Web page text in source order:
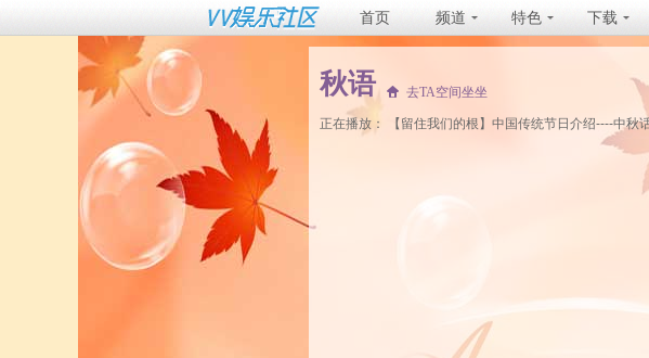
首页 频道 特色 下载
秋语 去TA空间坐坐
正在播放： 【留住我们的根】中国传统节日介绍----中秋